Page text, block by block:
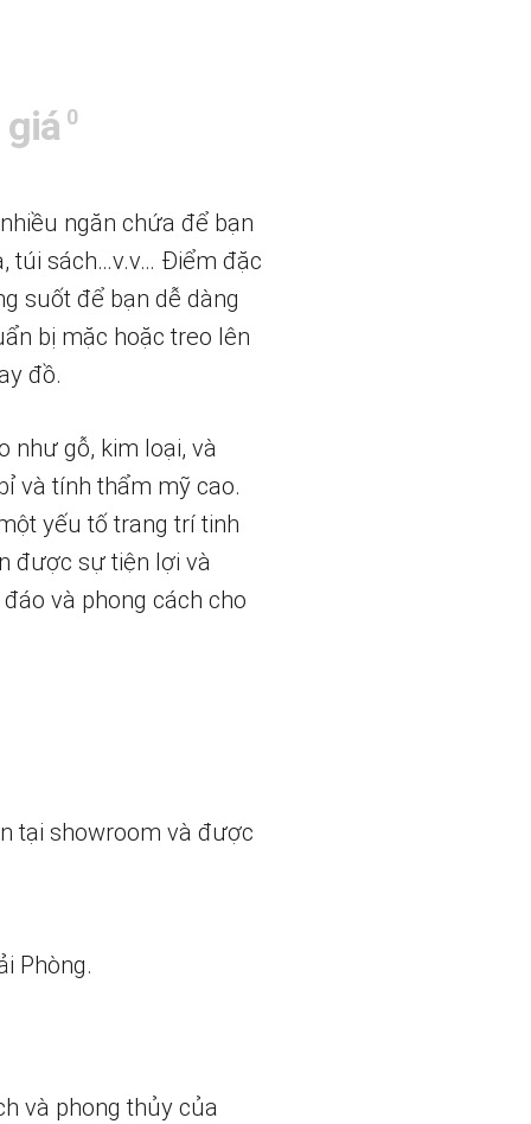
0
ngăn chứa để bạn
túi sách…v.v… Điểm đặc
suốt để bạn dễ dàng
bị mặc hoặc treo lên
đồ.
như gỗ, kim loại, và
và tính thẩm mỹ cao.
yếu tố trang trí tinh
được sự tiện lợi và
và phong cách cho
tại showroom và được
Phòng.
và phong thủy của